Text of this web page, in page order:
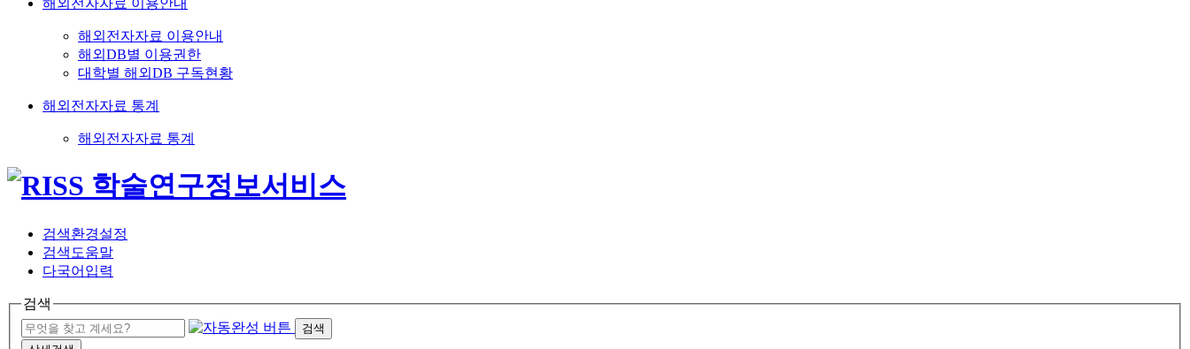
해외전자자료 이용안내
해외전자자료 이용안내
해외DB별 이용권한
대학별 해외DB 구독현황
해외전자자료 통계
해외전자자료 통계
검색환경설정
검색도움말
다국어입력
검색
검색